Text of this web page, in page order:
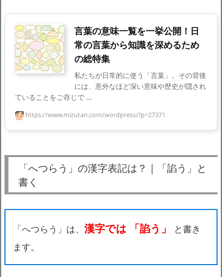
言葉の意味一覧を一挙公開！日
常の言葉から知識を深めるため
の総特集
私たちが日常的に使う「言葉」。その背後
には、意外なほど深い意味や歴史が隠され
ていることをご存じで ...
https://www.mizutan.com/wordpress/?p=27371
「へつらう」の漢字表記は？｜「諂う」と
書く
「へつらう」は、 漢字では 「諂う」
と書き
ます。